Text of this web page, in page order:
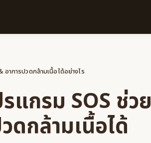
าการปวดกล้ามเนื้อได้อย่างไร
แกรม SOS ช่วย
กล้ามเนื้อได้